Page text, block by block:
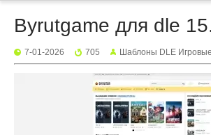
Byrutgame для dle
7-01-2026 705 Шаблоны DLE